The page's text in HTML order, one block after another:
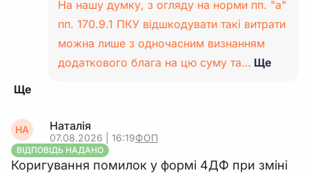
На нашу думку, з огляду на норми пп. "а"
пп. 170.9.1 ПКУ відшкодувати такі витрати
можна лише з одночасним визнанням
додаткового блага на цю суму та… Ще
НА Наталія
07.08.2026 | 16:19ФОП
ВІДПОВІДЬ НАДАНО
Коригування помилок у формі 4ДФ при зміні